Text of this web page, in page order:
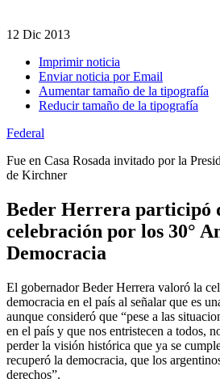
12 Dic 2013
Imprimir noticia
Enviar noticia por Email
Aumentar tamaño de la tipografía
Reducir tamaño de la tipografía
Federal
Fue en Casa Rosada invitado por la
de Kirchner
Beder Herrera participó
celebración por los 30°
Democracia
El gobernador Beder Herrera valoró la
democracia en el país al señalar que es
aunque consideró que “pese a las
en el país y que nos entristecen a todos,
perder la visión histórica que ya se
recuperó la democracia, que los
derechos”.